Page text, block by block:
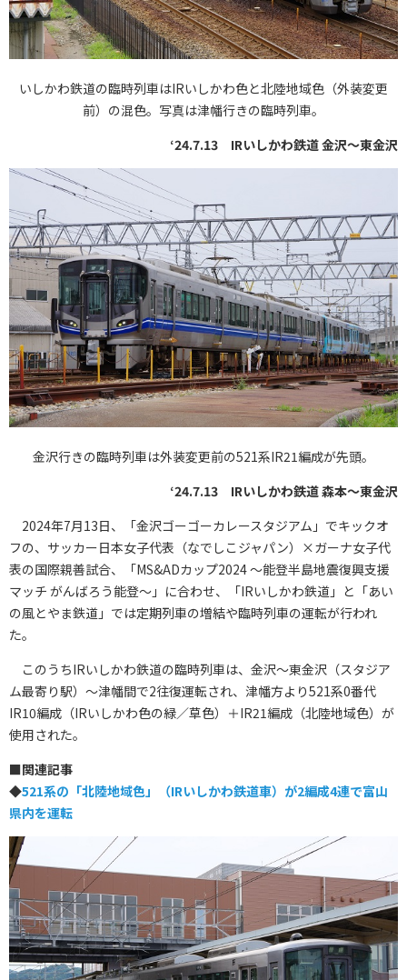
いしかわ鉄道の臨時列車はIRいしかわ色と北陸地域色（外装変更
前）の混色。写真は津幡行きの臨時列車。
‘24.7.13 IRいしかわ鉄道 金沢～東金沢
金沢行きの臨時列車は外装変更前の521系IR21編成が先頭。
‘24.7.13 IRいしかわ鉄道 森本～東金沢
2024年7月13日、「金沢ゴーゴーカレースタジアム」でキックオ
フの、サッカー日本女子代表（なでしこジャパン）×ガーナ女子代
表の国際親善試合、「MS&ADカップ2024 ～能登半島地震復興支援
マッチ がんばろう能登～」に合わせ、「IRいしかわ鉄道」と「あい
の風とやま鉄道」では定期列車の増結や臨時列車の運転が行われ
た。
このうちIRいしかわ鉄道の臨時列車は、金沢～東金沢（スタジア
ム最寄り駅）～津幡間で2往復運転され、津幡方より521系0番代
IR10編成（IRいしかわ色の緑／草色）＋IR21編成（北陸地域色）が
使用された。
■関連記事
◆521系の「北陸地域色」（IRいしかわ鉄道車）が2編成4連で富山
県内を運転